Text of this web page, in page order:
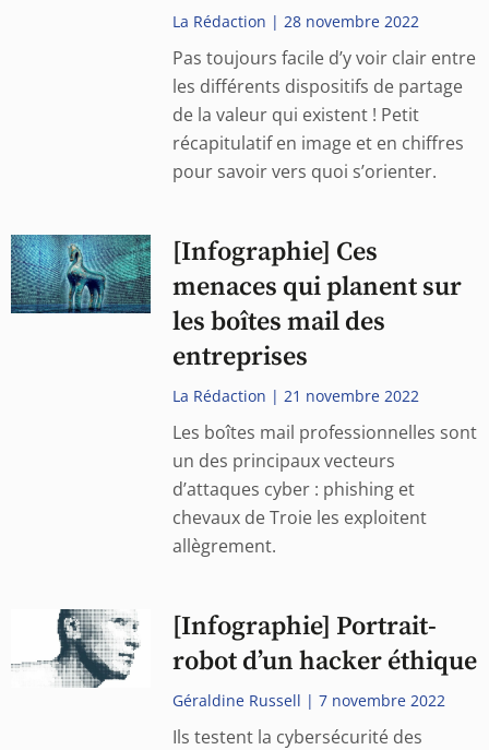
La Rédaction 28 novembre 2022
Pas toujours facile d’y voir clair entre
les différents dispositifs de partage
de la valeur qui existent ! Petit
récapitulatif en image et en chiffres
pour savoir vers quoi s’orienter.
[Infographie] Ces
menaces qui planent sur
les boîtes mail des
entreprises
La Rédaction 21 novembre 2022
Les boîtes mail professionnelles sont
un des principaux vecteurs
d’attaques cyber : phishing et
chevaux de Troie les exploitent
allègrement.
[Infographie] Portrait-
robot d’un hacker éthique
Géraldine Russell 7 novembre 2022
Ils testent la cybersécurité des